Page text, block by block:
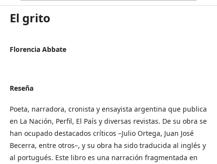
El grito
Florencia Abbate
Reseña
Poeta, narradora, cronista y ensayista argentina que publica
en La Nación, Perfil, El País y diversas revistas. De su obra se
han ocupado destacados críticos –Julio Ortega, Juan José
Becerra, entre otros–, y su obra ha sido traducida al inglés y
al portugués. Este libro es una narración fragmentada en